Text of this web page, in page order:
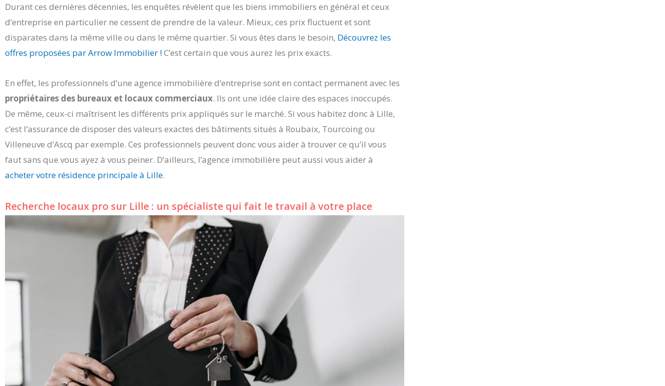
Durant ces dernières décennies, les enquêtes révèlent que les biens immobiliers en général et ceux
d’entreprise en particulier ne cessent de prendre de la valeur. Mieux, ces prix fluctuent et sont
disparates dans la même ville ou dans le même quartier. Si vous êtes dans le besoin, Découvrez les
offres proposées par Arrow Immobilier !C’est certain que vous aurez les prix exacts.
En effet, les professionnels d’une agence immobilière d’entreprise sont en contact permanent avec les
propriétaires des bureaux et locaux commerciaux. Ils ont une idée claire des espaces inoccupés.
De même, ceux-ci maîtrisent les différents prix appliqués sur le marché. Si vous habitez donc à Lille,
c’est l’assurance de disposer des valeurs exactes des bâtiments situés à Roubaix, Tourcoing ou
Villeneuve d’Ascq par exemple. Ces professionnels peuvent donc vous aider à trouver ce qu’il vous
faut sans que vous ayez à vous peiner. D’ailleurs, l’agence immobilière peut aussi vous aider à
acheter votre résidence principale à Lille.
Recherche locaux pro sur Lille : un spécialiste qui fait le travail à votre place